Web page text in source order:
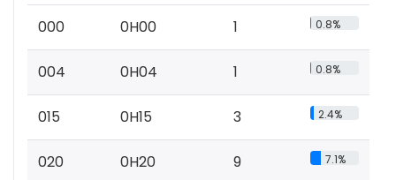
000 0H00 1 0.8%
004 0H04 1 0.8%
015 0H15 3 2.4%
020 0H20 9 7.1%